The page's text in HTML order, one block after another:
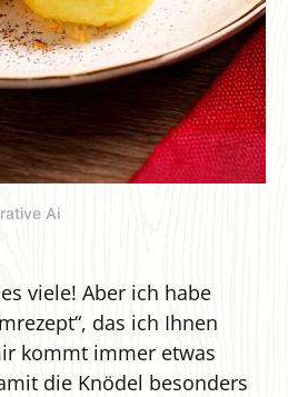
Ai
viele! Aber ich habe
das ich Ihnen
kommt immer etwas
die Knödel besonders